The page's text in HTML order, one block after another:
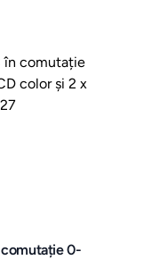
comutație 0-